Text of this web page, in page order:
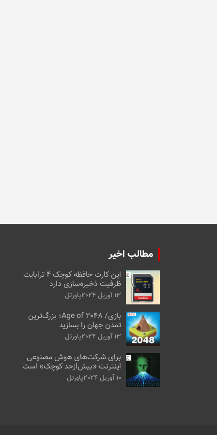
مطالب اخیر
این کارت حافظه کوچک ۴ ترابایت
ظرفیت ذخیره‌سازی دارد
13 آوریل 2024 پاورتل
بازی/ Age of 2048؛ بزرگ‌ترین
تمدن جهان را بسازید
13 آوریل 2024 پاورتل
برای شرکت‌های هوش مصنوعی
اینترنت «بیش‌از‌حد کوچک» است
10 آوریل 2024 پاورتل